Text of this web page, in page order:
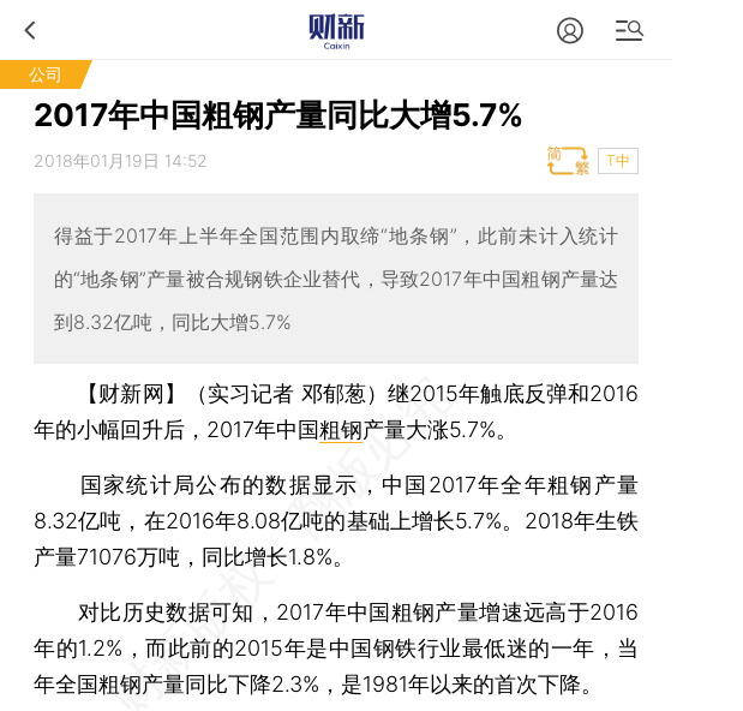
公司
2017年中国粗钢产量同比大增5.7%
2018年01月19日 14:52 T中
得益于2017年上半年全国范围内取缔“地条钢”，此前未计入统计
的“地条钢”产量被合规钢铁企业替代，导致2017年中国粗钢产量达
到8.32亿吨，同比大增5.7%
【财新网】（实习记者 邓郁葱）继2015年触底反弹和2016
年的小幅回升后，2017年中国粗钢产量大涨5.7%。
国家统计局公布的数据显示，中国2017年全年粗钢产量
8.32亿吨，在2016年8.08亿吨的基础上增长5.7%。2018年生铁
产量71076万吨，同比增长1.8%。
对比历史数据可知，2017年中国粗钢产量增速远高于2016
年的1.2%，而此前的2015年是中国钢铁行业最低迷的一年，当
年全国粗钢产量同比下降2.3%，是1981年以来的首次下降。